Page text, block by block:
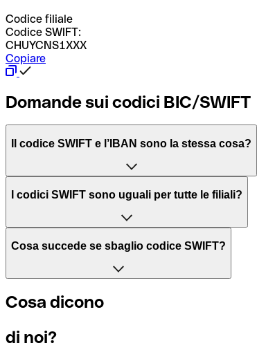
Codice filiale
Codice SWIFT:
CHUYCNS1XXX
Copiare
Domande sui codici BIC/SWIFT
Il codice SWIFT e l’IBAN sono la stessa cosa?
L'acronimo SWIFT sta per “Society for
Il BIC, invece, sta per “Bank Identifier Code” ed
I codici SWIFT sono uguali per tutte le filiali?
Dipende dalle banche. In alcuni casi le banche
Per sapere a quale filiale fa riferimento un codice
Cosa succede se sbaglio codice SWIFT?
Se per caso invii un pagamento a un codice
Se ti accorgi di aver usato un codice SWIFT
Cosa dicono
di noi?